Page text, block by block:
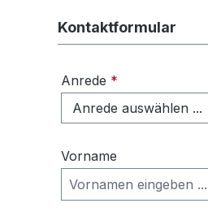
Kontaktformular
Anrede *
Vorname